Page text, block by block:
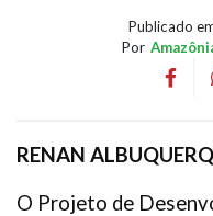
Publicado
Por
RENAN
O Projeto de